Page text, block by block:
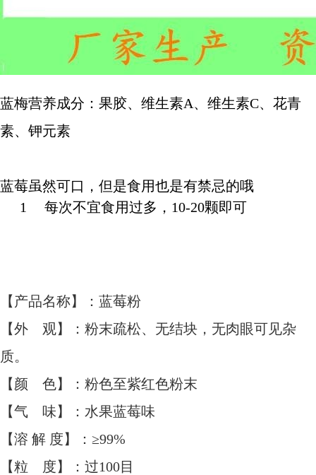
蓝梅营养成分：果胶、维生素A、维生素C、花青
素、钾元素
蓝莓虽然可口，但是食用也是有禁忌的哦
1 每次不宜食用过多，10-20颗即可
【产品名称】：蓝莓粉
【外 观】：粉末疏松、无结块，无肉眼可见杂
质。
【颜 色】：粉色至紫红色粉末
【气 味】：水果蓝莓味
【溶 解 度】：≥99%
【粒 度】：过100目